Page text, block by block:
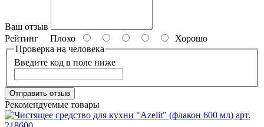
Ваш отзыв
Рейтинг Плохо
Хорошо
Проверка на человека
Введите код в поле ниже
Отправить отзыв
Рекомендуемые товары